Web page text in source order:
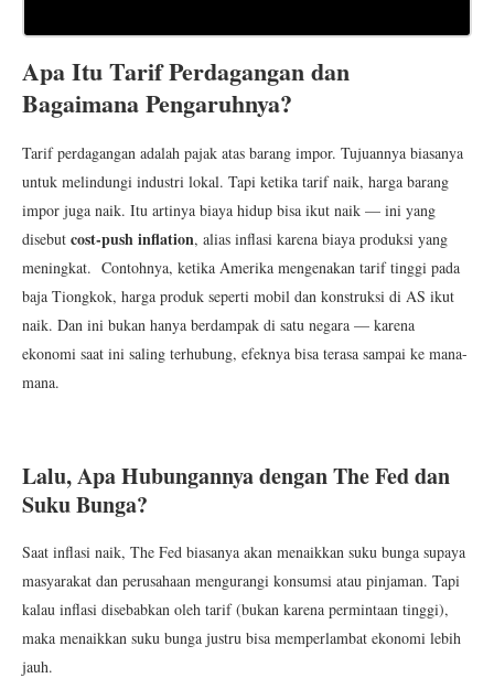
Apa Itu Tarif Perdagangan dan
Bagaimana Pengaruhnya?
Tarif perdagangan adalah pajak atas barang impor. Tujuannya biasanya
untuk melindungi industri lokal. Tapi ketika tarif naik, harga barang
impor juga naik. Itu artinya biaya hidup bisa ikut naik — ini yang
disebut cost-push inflation, alias inflasi karena biaya produksi yang
meningkat. Contohnya, ketika Amerika mengenakan tarif tinggi pada
baja Tiongkok, harga produk seperti mobil dan konstruksi di AS ikut
naik. Dan ini bukan hanya berdampak di satu negara — karena
ekonomi saat ini saling terhubung, efeknya bisa terasa sampai ke mana-
mana.
Lalu, Apa Hubungannya dengan The Fed dan
Suku Bunga?
Saat inflasi naik, The Fed biasanya akan menaikkan suku bunga supaya
masyarakat dan perusahaan mengurangi konsumsi atau pinjaman. Tapi
kalau inflasi disebabkan oleh tarif (bukan karena permintaan tinggi),
maka menaikkan suku bunga justru bisa memperlambat ekonomi lebih
jauh.